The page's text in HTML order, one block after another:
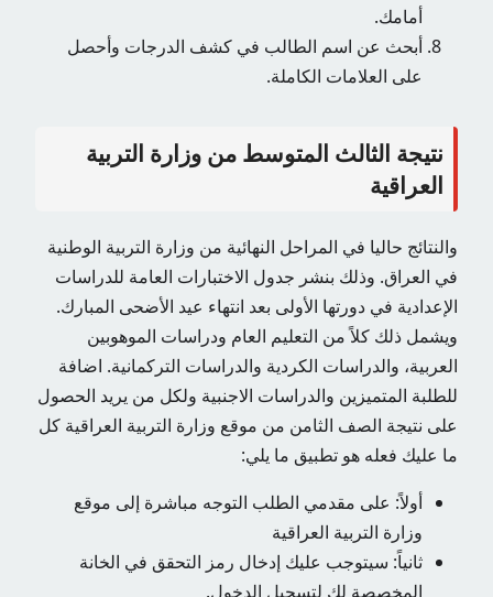
أمامك.
أبحث عن اسم الطالب في كشف الدرجات وأحصل
على العلامات الكاملة.
نتيجة الثالث المتوسط ​​من وزارة التربية
العراقية
والنتائج حاليا في المراحل النهائية من وزارة التربية الوطنية
في العراق. وذلك بنشر جدول الاختبارات العامة للدراسات
الإعدادية في دورتها الأولى بعد انتهاء عيد الأضحى المبارك.
ويشمل ذلك كلاً من التعليم العام ودراسات الموهوبين
العربية، والدراسات الكردية والدراسات التركمانية. اضافة
للطلبة المتميزين والدراسات الاجنبية ولكل من يريد الحصول
على نتيجة الصف الثامن من موقع وزارة التربية العراقية كل
ما عليك فعله هو تطبيق ما يلي:
أولاً: على مقدمي الطلب التوجه مباشرة إلى موقع
وزارة التربية العراقية
ثانياً: سيتوجب عليك إدخال رمز التحقق في الخانة
المخصصة لك لتسجيل الدخول.